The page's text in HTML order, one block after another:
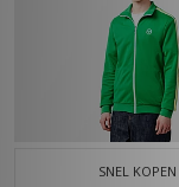
SNEL KOPEN